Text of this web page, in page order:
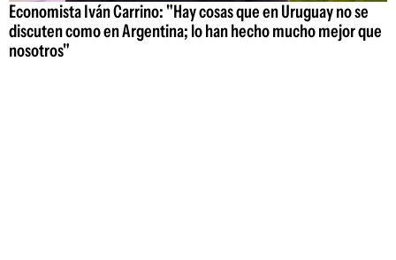
Economista Iván Carrino: "Hay cosas que en Uruguay no se
discuten como en Argentina; lo han hecho mucho mejor que
nosotros"